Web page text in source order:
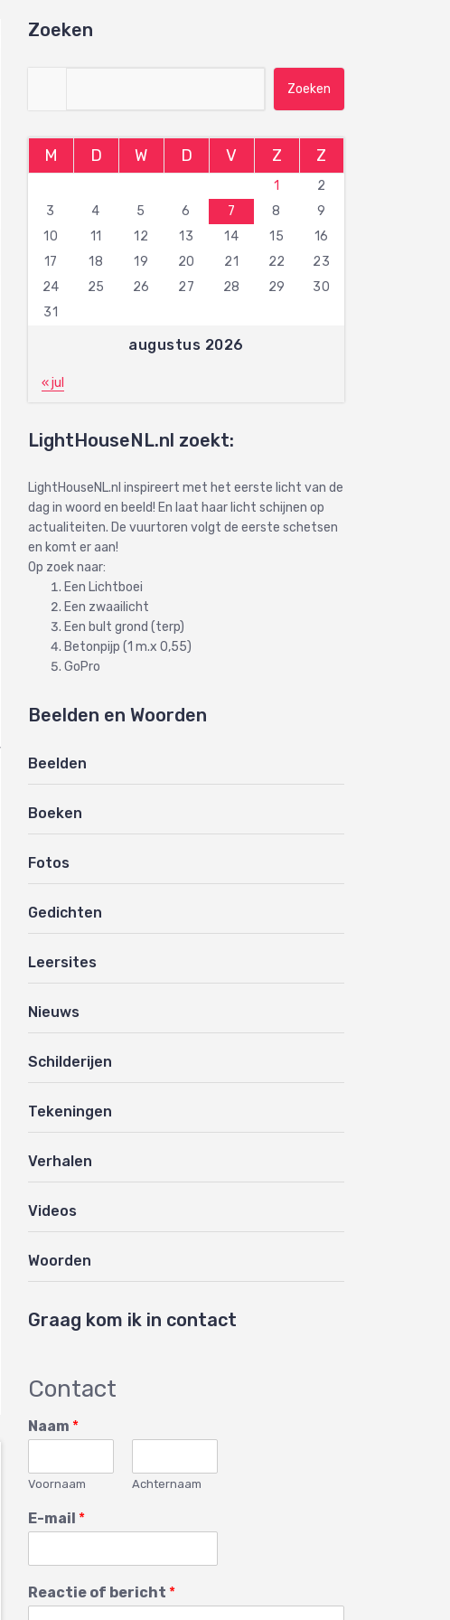
Zoeken
augustus 2026
M D W D V Z Z
1
2
3
4 5 6 7 8
9
10
11 12 13 14 15
16
17
18 19 20 21 22
23
24
25 26 27 28 29
30
31
« jul
LightHouseNL.nl zoekt:
LightHouseNL.nl inspireert met het eerste licht van de
dag in woord en beeld! En laat haar licht schijnen op
actualiteiten. De vuurtoren volgt de eerste schetsen
en komt er aan!
Op zoek naar:
Een Lichtboei
Een zwaailicht
Een bult grond (terp)
Betonpijp (1 m.x 0,55)
GoPro
Beelden en Woorden
Beelden
Boeken
Fotos
Gedichten
Leersites
Nieuws
Schilderijen
Tekeningen
Verhalen
Videos
Woorden
Graag kom ik in contact
Contact
Naam *
Voornaam Achternaam
E-mail *
Reactie of bericht *